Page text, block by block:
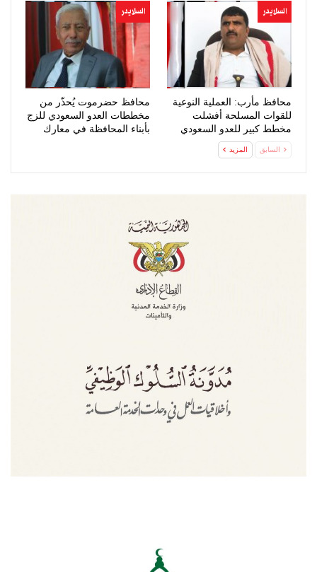
السلايدر
محافظ مأرب: العملية النوعية
للقوات المسلحة أفشلت
مخطط كبير للعدو السعودي
السلايدر
محافظ حضرموت يُحذّر من
مخططات العدو السعودي للزج
بأبناء المحافظة في معارك
السابق المزيد